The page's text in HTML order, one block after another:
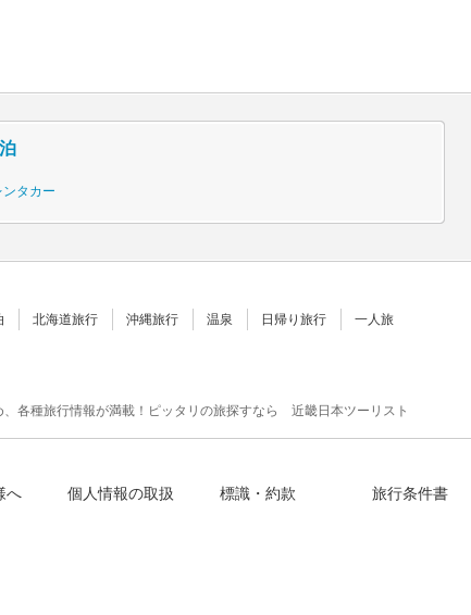
ンタカー
北海道旅行 沖縄旅行 温泉 日帰り旅行 一人旅
各種旅行情報が満載！ピッタリの旅探すなら 近畿日本ツーリスト
へ 個人情報の取扱 標識・約款 旅行条件書